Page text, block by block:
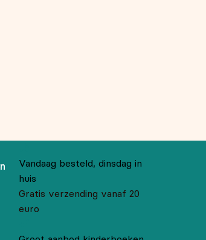
Vandaag besteld, dinsdag in
huis
Gratis verzending vanaf 20
euro